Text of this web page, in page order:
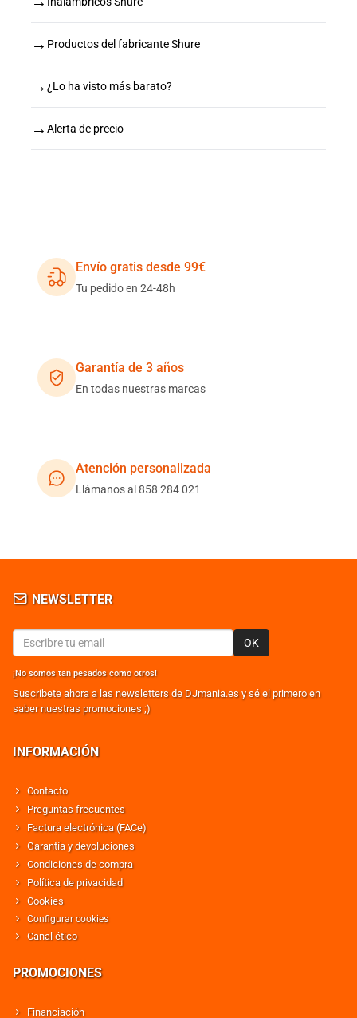
→ Productos del fabricante Shure
→ ¿Lo ha visto más barato?
→ Alerta de precio
Envío gratis desde 99€
Tu pedido en 24-48h
Garantía de 3 años
En todas nuestras marcas
Atención personalizada
Llámanos al 858 284 021
NEWSLETTER
OK
¡No somos tan pesados como otros!
Suscribete ahora a las newsletters de DJmania.es y sé el primero en
saber nuestras promociones ;)
INFORMACIÓN
Contacto
Preguntas frecuentes
Factura electrónica (FACe)
Garantía y devoluciones
Condiciones de compra
Política de privacidad
Cookies
Configurar cookies
Canal ético
PROMOCIONES
Financiación